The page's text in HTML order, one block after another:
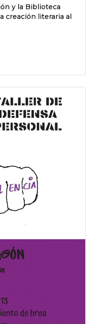
y la Biblioteca
creación literaria al